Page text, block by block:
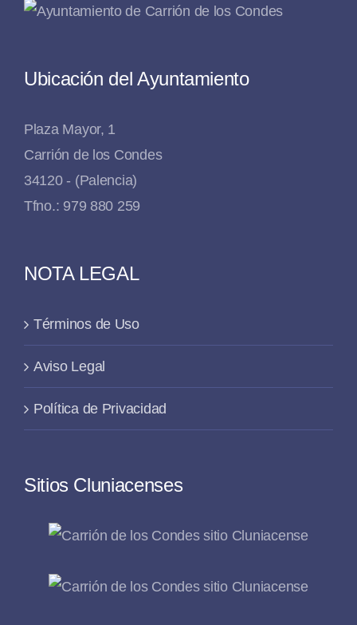
Ubicación del Ayuntamiento
Plaza Mayor, 1
Carrión de los Condes
34120 - (Palencia)
Tfno.: 979 880 259
NOTA LEGAL
Términos de Uso
Aviso Legal
Política de Privacidad
Sitios Cluniacenses